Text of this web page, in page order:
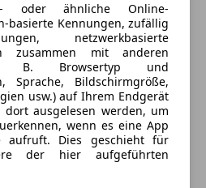
oder ähnliche Online-
basierte Kennungen, zufällig
netzwerkbasierte
zusammen mit anderen
B. Browsertyp und
Sprache, Bildschirmgröße,
usw.) auf Ihrem Endgerät
ausgelesen werden, um
wenn es eine App
aufruft. Dies geschieht für
der hier aufgeführten